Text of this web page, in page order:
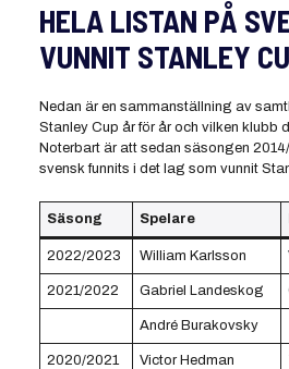
HELA LISTAN PÅ
VUNNIT STANLEY
Nedan är en sammanställning av
Stanley Cup år för år och vilken klubb
Noterbart är att sedan säsongen
svensk funnits i det lag som vunnit
Säsong Spelare
2022/2023 William Karlsson
2021/2022 Gabriel Landeskog
André Burakovsky
2020/2021 Victor Hedman